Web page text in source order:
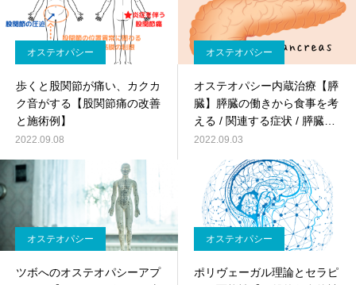
オステオパシー
歩くと股関節が痛い、カクカ
ク音がする【股関節痛の改善
と施術例】
2022.09.08
オステオパシー
オステオパシー内蔵治療【膵
臓】膵臓の働きから食事を考
える / 関連する症状 / 膵臓と
感情・心理の関係(忍耐と我
2022.09.03
オステオパシー
ツボへのオステオパシーアプ
オステオパシー
ポリヴェーガル理論とセラピ